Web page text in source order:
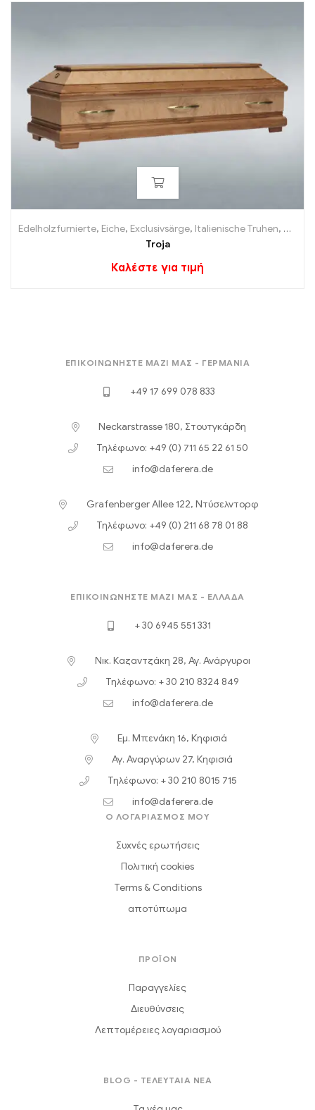
Edelholzfurnierte, Eiche, Exclusivsärge, Italienische Truhen,
Troja
Καλέστε για τιμή
ΕΠΙΚΟΙΝΩΝΉΣΤΕ ΜΑΖΊ ΜΑΣ - ΓΕΡΜΑΝΊΑ
+49 17 699 078 833
Neckarstrasse 180, Στουτγκάρδη
Τηλέφωνο: +49 (0) 711 65 22 61 50
info@daferera.de
Grafenberger Allee 122, Ντύσελντορφ
Τηλέφωνο: +49 (0) 211 68 78 01 88
info@daferera.de
ΕΠΙΚΟΙΝΩΝΉΣΤΕ ΜΑΖΊ ΜΑΣ - ΕΛΛΆΔΑ
+ 30 6945 551 331
Νικ. Καζαντζάκη 28, Αγ. Ανάργυροι
Τηλέφωνο: + 30 210 8324 849
info@daferera.de
Εμ. Μπενάκη 16, Κηφισιά
Αγ. Αναργύρων 27, Κηφισιά
Τηλέφωνο: + 30 210 8015 715
info@daferera.de
Ο ΛΟΓΑΡΙΑΣΜΟΣ ΜΟΥ
Συχνές ερωτήσεις
Πολιτική cookies
Terms & Conditions
αποτύπωμα
ΠΡΟΪΟΝ
Παραγγελίες
Διευθύνσεις
Λεπτομέρειες λογαριασμού
BLOG - ΤΕΛΕΥΤΑΙΑ ΝΕΑ